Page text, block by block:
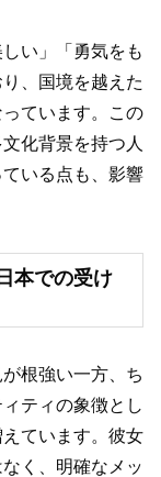
い」「勇気をも
、国境を越えた
ています。この
化背景を持つ人
いる点も、影響
本での受け
根強い一方、ち
ティの象徴とし
ています。彼女
く、明確なメッ